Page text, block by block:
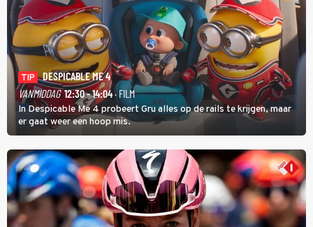
TIP
DESPICABLE ME 4
VANMIDDAG 12:30 - 14:04· FILM
In Despicable Me 4 probeert Gru alles op de rails te krijgen, maar
er gaat weer een hoop mis.